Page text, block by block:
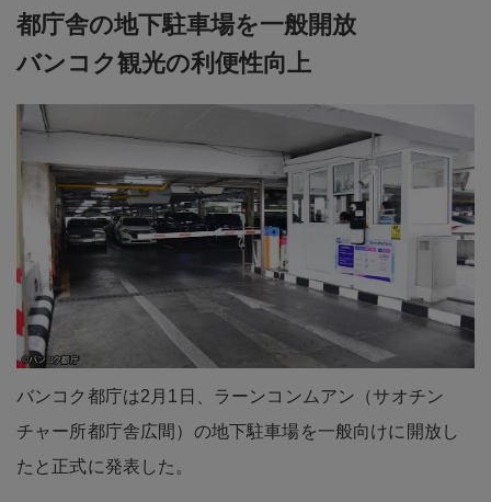
都庁舎の地下駐車場を一般開放
バンコク観光の利便性向上
バンコク都庁は2月1日、ラーンコンムアン（サオチン
チャー所都庁舎広間）の地下駐車場を一般向けに開放し
たと正式に発表した。